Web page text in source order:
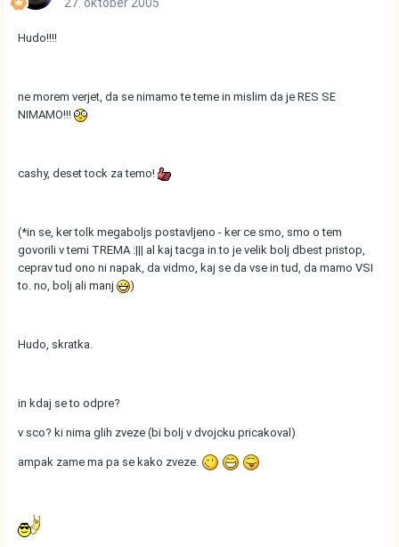
Hudo!!!!
ne morem verjet, da se nimamo te teme in mislim da je RES SE
NIMAMO!!!
cashy, deset tock za temo!
(*in se, ker tolk megaboljs postavljeno - ker ce smo, smo o tem
govorili v temi TREMA :||| al kaj tacga in to je velik bolj dbest pristop,
ceprav tud ono ni napak, da vidmo, kaj se da vse in tud, da mamo VSI
to. no, bolj ali manj
)
Hudo, skratka.
in kdaj se to odpre?
v sco? ki nima glih zveze (bi bolj v dvojcku pricakoval)
ampak zame ma pa se kako zveze.